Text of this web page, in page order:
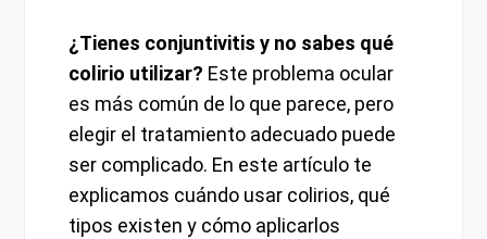
¿Tienes conjuntivitis y no sabes qué
colirio utilizar? Este problema ocular
es más común de lo que parece, pero
elegir el tratamiento adecuado puede
ser complicado. En este artículo te
explicamos cuándo usar colirios, qué
tipos existen y cómo aplicarlos